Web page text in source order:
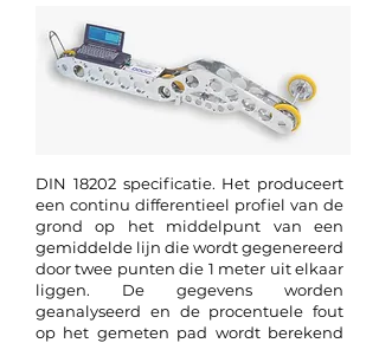
DIN 18202 specificatie. Het produceert
een continu differentieel profiel van de
grond op het middelpunt van een
gemiddelde lijn die wordt gegenereerd
door twee punten die 1 meter uit elkaar
liggen. De gegevens worden
geanalyseerd en de procentuele fout
op het gemeten pad wordt berekend